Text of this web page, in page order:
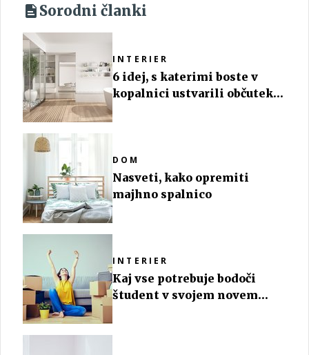
Sorodni članki
INTERIER
6 idej, s katerimi boste v
kopalnici ustvarili občutek
DOM
Nasveti, kako opremiti
majhno spalnico
INTERIER
Kaj vse potrebuje bodoči
študent v svojem novem